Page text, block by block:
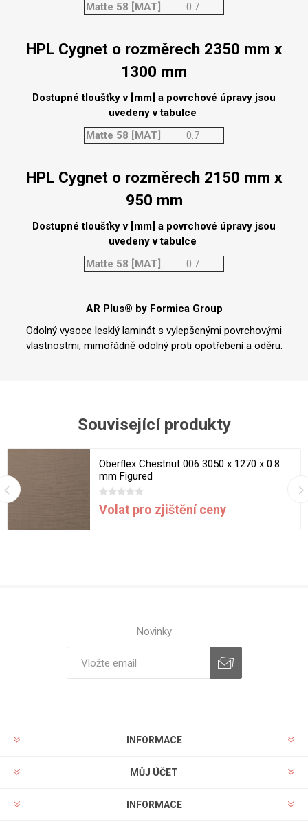
Matte 58 [MAT]
0.7
HPL Cygnet o rozměrech 2350 mm x
1300 mm
Dostupné tloušťky v [mm] a povrchové úpravy jsou
uvedeny v tabulce
Matte 58 [MAT]
0.7
HPL Cygnet o rozměrech 2150 mm x
950 mm
Dostupné tloušťky v [mm] a povrchové úpravy jsou
uvedeny v tabulce
Matte 58 [MAT]
0.7
AR Plus® by Formica Group
Odolný vysoce lesklý laminát s vylepšenými povrchovými
vlastnostmi, mimořádně odolný proti opotřebení a oděru.
Související produkty
Oberflex Chestnut 006 3050 x 1270 x 0.8
mm Figured
Volat pro zjištění ceny
Novinky
INFORMACE
MŮJ ÚČET
INFORMACE